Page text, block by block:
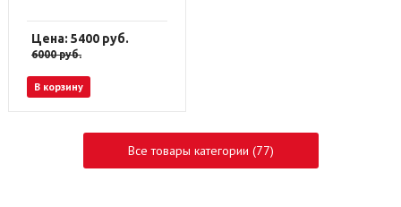
Цена: 5400 руб.
6000руб.
В корзину
Все товары категории (77)